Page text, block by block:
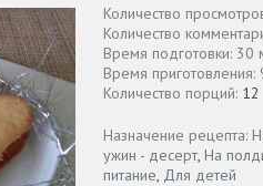
Количество
Количество
Время подготовки: 30
Время приготовления:
Количество порций: 12
Назначение рецепта:
ужин - десерт, На
питание, Для детей